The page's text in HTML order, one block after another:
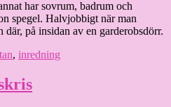
har sovrum, badrum och
spegel. Halvjobbigt när man
på insidan av en garderobsdörr.
, inredning